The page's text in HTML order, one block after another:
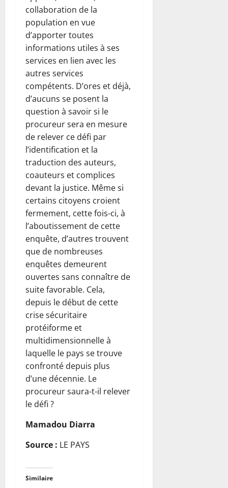
collaboration de la
population en vue
d’apporter toutes
informations utiles à ses
services en lien avec les
autres services
compétents. D’ores et déjà,
d’aucuns se posent la
question à savoir si le
procureur sera en mesure
de relever ce défi par
l’identification et la
traduction des auteurs,
coauteurs et complices
devant la justice. Même si
certains citoyens croient
fermement, cette fois-ci, à
l’aboutissement de cette
enquête, d’autres trouvent
que de nombreuses
enquêtes demeurent
ouvertes sans connaître de
suite favorable. Cela,
depuis le début de cette
crise sécuritaire
protéiforme et
multidimensionnelle à
laquelle le pays se trouve
confronté depuis plus
d’une décennie. Le
procureur saura-t-il relever
le défi ?
Mamadou Diarra
Source : LE PAYS
Similaire